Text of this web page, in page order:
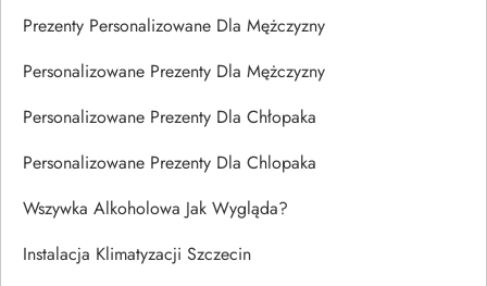
Prezenty Personalizowane Dla Mężczyzny
Personalizowane Prezenty Dla Mężczyzny
Personalizowane Prezenty Dla Chłopaka
Personalizowane Prezenty Dla Chlopaka
Wszywka Alkoholowa Jak Wygląda?
Instalacja Klimatyzacji Szczecin